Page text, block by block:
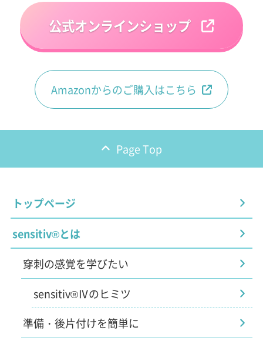
公式オンラインショップ
Amazonからのご購入はこちら
Page Top
トップページ
sensitiv®とは
穿刺の感覚を学びたい
sensitiv®Ⅳのヒミツ
準備・後片付けを簡単に